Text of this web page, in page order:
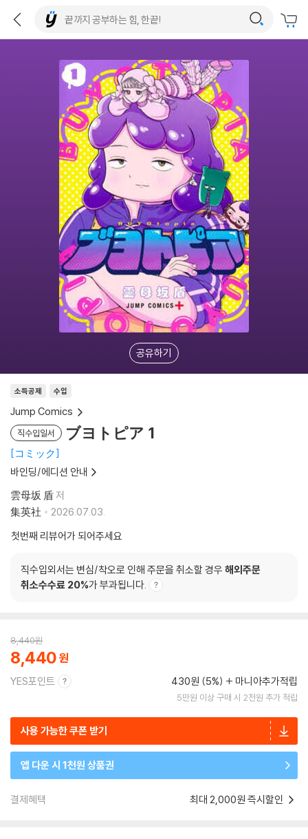
공유하기
소득공제 수입
Jump Comics
직수입일서 ブヨトピア 1
コミック
바인딩/에디션 안내
雲母坂 盾저
集英社
2026.07.03.
첫번째 리뷰어가 되어주세요
직수입외서는 변심/착오로 인해 주문을 취소할 경우 해외주문
취소수수료 20%가 부과됩니다.
8,440원
8,440
YES포인트 430원 (5%) 마니아추가적립
5만원 이상 구매 시 2천원 추가 적립
사용 가능한 쿠폰 받기
앱 다운 시 1천원 상품권
결제혜택 최대 2,000원 즉시할인